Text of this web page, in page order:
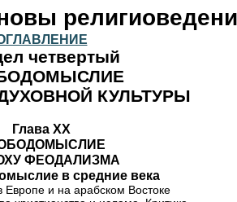
четвертый
КУЛЬТУРЫ
Глава XX
ФЕОДАЛИЗМА
в средние века
и на арабском Востоке